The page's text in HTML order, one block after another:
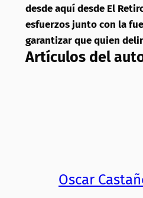
desde aquí desde El
esfuerzos junto con la
garantizar que quien
Artículos del
Oscar